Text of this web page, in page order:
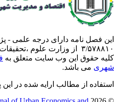
فصل نامه دارای درجه علمی -
وزارت علوم ،تحقیقات فناوری است .
حقوق این وب سایت متعلق به
می باشد.
از مطالب ارایه شده در این